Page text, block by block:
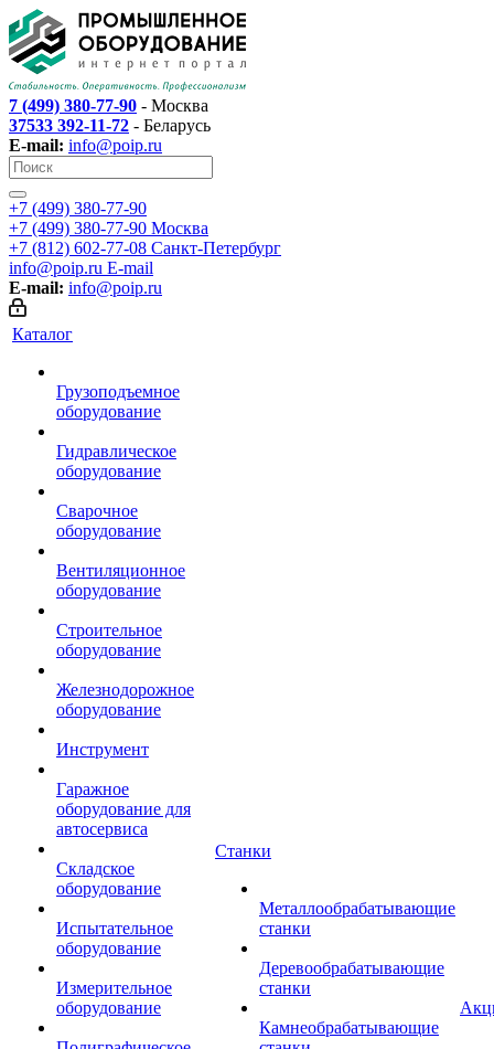
7 (499) 380-77-90 - Москва
37533 392-11-72 - Беларусь
E-mail: info@poip.ru
+7 (499) 380-77-90
+7 (499) 380-77-90 Москва
+7 (812) 602-77-08 Санкт-Петербург
info@poip.ru E-mail
E-mail: info@poip.ru
Каталог
Грузоподъемное
оборудование
Гидравлическое
оборудование
Сварочное
оборудование
Вентиляционное
оборудование
Строительное
оборудование
Железнодорожное
оборудование
Инструмент
Гаражное
оборудование для
автосервиса
Складское
оборудование
Испытательное
оборудование
Измерительное
оборудование
Станки
Металлообрабатывающие
станки
Деревообрабатывающие
станки
Камнеобрабатывающие